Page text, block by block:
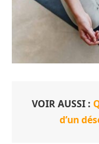
VOIR AUSSI :
d’un